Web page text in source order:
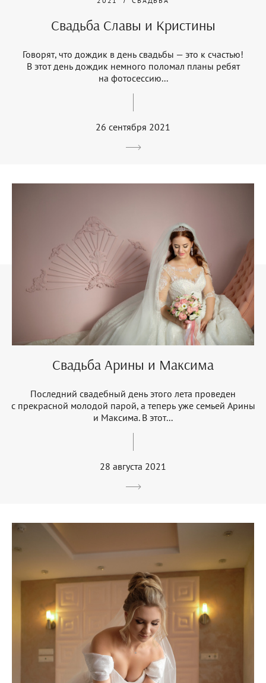
Свадьба Славы и Кристины
Говорят, что дождик в день свадьбы — это к счастью!
В этот день дождик немного поломал планы ребят
на фотосессию...
26 сентября 2021
Свадьба Арины и Максима
Последний свадебный день этого лета проведен
с прекрасной молодой парой, а теперь уже семьей Арины
и Максима. В этот...
28 августа 2021